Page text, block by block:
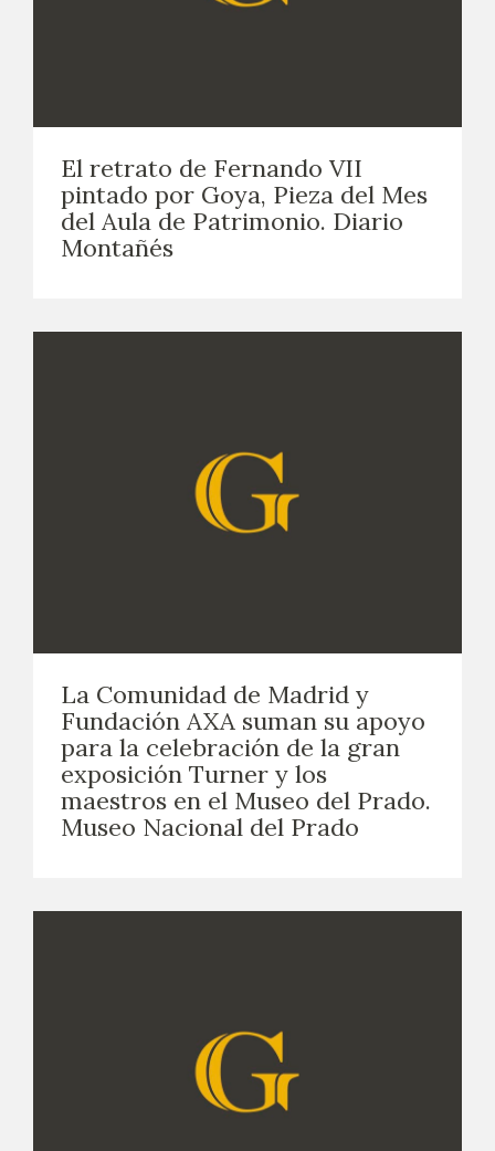
El retrato de Fernando VII
pintado por Goya, Pieza del Mes
del Aula de Patrimonio. Diario
Montañés
La Comunidad de Madrid y
Fundación AXA suman su apoyo
para la celebración de la gran
exposición Turner y los
maestros en el Museo del Prado.
Museo Nacional del Prado